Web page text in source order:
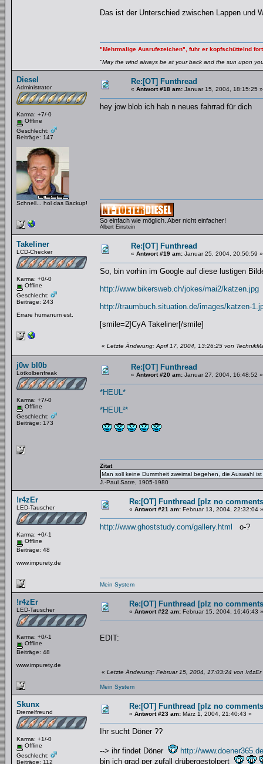
Das ist der Unterschied zwischen Lappen und
"Mehrmalige Ausrufezeichen", fuhr er kopfschüttelnd
"May the wind always be at your back and the sun upon
Diesel
Administrator
Karma: +7/-0
Offline
Geschlecht:
Beiträge: 147
Schnell... hol das Backup!
Re:[OT] Funthread
« Antwort #18 am: Januar 15, 2004, 18:15:25 »
hey jow blob ich hab n neues fahrrad für dich
So einfach wie möglich. Aber nicht einfacher!
Albert Einstein
Takeliner
LCD-Checker
Karma: +0/-0
Offline
Geschlecht:
Beiträge: 243
Errare humanum est.
Re:[OT] Funthread
« Antwort #19 am: Januar 25, 2004, 20:50:59 »
So, bin vorhin im Google auf diese lustigen
http://www.bikersweb.ch/jokes/mai2/katzen.jpg
http://traumbuch.situation.de/images/katzen-
[smile=2]CyA Takeliner[/smile]
« Letzte Änderung: April 17, 2004, 13:26:25 von
j0w bl0b
Lötkolbenfreak
Karma: +7/-0
Offline
Geschlecht:
Beiträge: 173
Re:[OT] Funthread
« Antwort #20 am: Januar 27, 2004, 16:48:52 »
*HEUL*
*HEUL²*
Zitat
Man soll keine Dummheit zweimal begehen, die Auswahl
J.-Paul Satre, 1905-1980
!r4zEr
LED-Tauscher
Karma: +0/-1
Offline
Beiträge: 48
www.impurety.de
Re:[OT] Funthread [plz no
« Antwort #21 am: Februar 13, 2004, 22:32:04 »
http://www.ghoststudy.com/gallery.html o-?
Mein System
!r4zEr
LED-Tauscher
Karma: +0/-1
Offline
Beiträge: 48
www.impurety.de
Re:[OT] Funthread [plz no
« Antwort #22 am: Februar 15, 2004, 16:46:43 »
EDIT:
« Letzte Änderung: Februar 15, 2004, 17:03:24 von !r4zEr
Mein System
Skunx
Dremelfreund
Karma: +1/-0
Offline
Geschlecht:
Beiträge: 112
Re:[OT] Funthread [plz no
« Antwort #23 am: März 1, 2004, 21:40:43 »
Ihr sucht Döner ??
--> ihr findet Döner
http://www.doener365.de
bin ich grad per zufall drübergestolpert